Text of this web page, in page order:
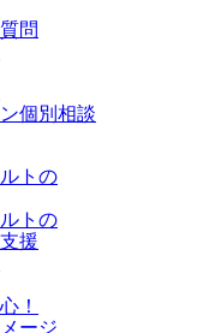
問
個別相談
トの
トの
援
！
ージ